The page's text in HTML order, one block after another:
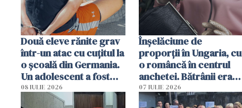
Două eleve rănite grav
într-un atac cu cuțitul la
o școală din Germania.
Un adolescent a fost
arestat
08 IULIE 2026
Înșelăciune de
proporții în Ungaria, cu
o româncă în centrul
anchetei. Bătrânii erau
puși să lase la poartă
genți cu aur și bani
07 IULIE 2026